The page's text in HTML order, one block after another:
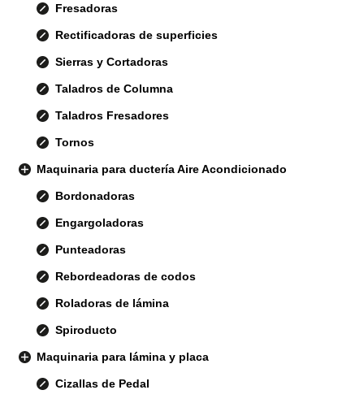
Fresadoras
Rectificadoras de superficies
Sierras y Cortadoras
Taladros de Columna
Taladros Fresadores
Tornos
Maquinaria para ductería Aire Acondicionado
Bordonadoras
Engargoladoras
Punteadoras
Rebordeadoras de codos
Roladoras de lámina
Spiroducto
Maquinaria para lámina y placa
Cizallas de Pedal